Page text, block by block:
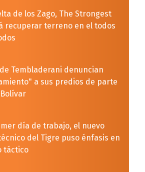
de los Zago, The Strongest
recuperar terreno en el todos
Tembladerani denuncian
a sus predios de parte
día de trabajo, el nuevo
del Tigre puso énfasis en
táctico